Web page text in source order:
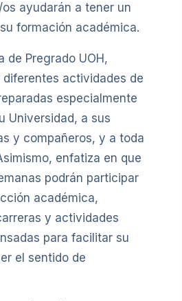
ayudarán a tener un
formación académica.
de Pregrado UOH,
actividades de
especialmente
Universidad, a sus
y compañeros, y a toda
enfatiza en que
podrán participar
académica,
y actividades
para facilitar su
el sentido de